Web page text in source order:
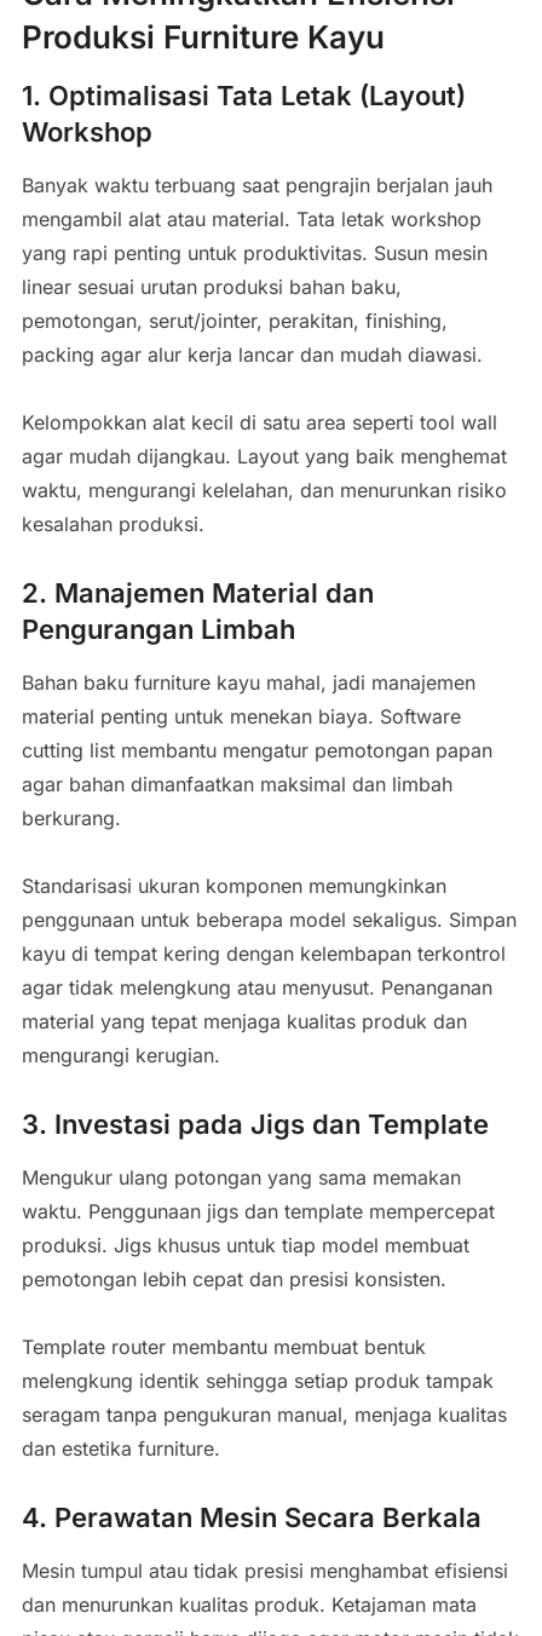
Produksi Furniture Kayu
1. Optimalisasi Tata Letak (Layout)
Workshop
Banyak waktu terbuang saat pengrajin berjalan jauh
mengambil alat atau material. Tata letak workshop
yang rapi penting untuk produktivitas. Susun mesin
linear sesuai urutan produksi bahan baku,
pemotongan, serut/jointer, perakitan, finishing,
packing agar alur kerja lancar dan mudah diawasi.
Kelompokkan alat kecil di satu area seperti tool wall
agar mudah dijangkau. Layout yang baik menghemat
waktu, mengurangi kelelahan, dan menurunkan risiko
kesalahan produksi.
2. Manajemen Material dan
Pengurangan Limbah
Bahan baku furniture kayu mahal, jadi manajemen
material penting untuk menekan biaya. Software
cutting list membantu mengatur pemotongan papan
agar bahan dimanfaatkan maksimal dan limbah
berkurang.
Standarisasi ukuran komponen memungkinkan
penggunaan untuk beberapa model sekaligus. Simpan
kayu di tempat kering dengan kelembapan terkontrol
agar tidak melengkung atau menyusut. Penanganan
material yang tepat menjaga kualitas produk dan
mengurangi kerugian.
3. Investasi pada Jigs dan Template
Mengukur ulang potongan yang sama memakan
waktu. Penggunaan jigs dan template mempercepat
produksi. Jigs khusus untuk tiap model membuat
pemotongan lebih cepat dan presisi konsisten.
Template router membantu membuat bentuk
melengkung identik sehingga setiap produk tampak
seragam tanpa pengukuran manual, menjaga kualitas
dan estetika furniture.
4. Perawatan Mesin Secara Berkala
Mesin tumpul atau tidak presisi menghambat efisiensi
dan menurunkan kualitas produk. Ketajaman mata